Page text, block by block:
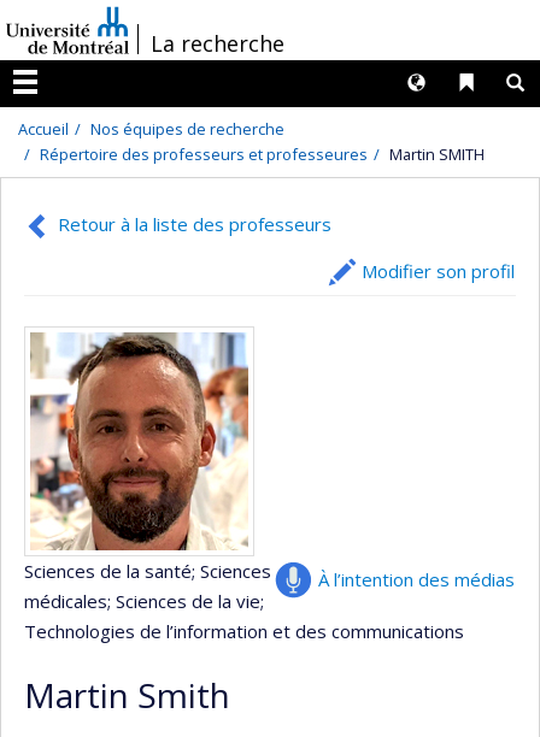
au
contenu
/La recherche
Menu
Liens
Langues
Accueil
Nos équipes de recherche
Répertoire des professeurs et professeures
Martin SMITH
Retour à la liste des professeurs
Modifier son profil
À l’intention des médias
Sciences de la santé; Sciences
médicales; Sciences de la vie;
Technologies de l’information et des communications
Martin Smith